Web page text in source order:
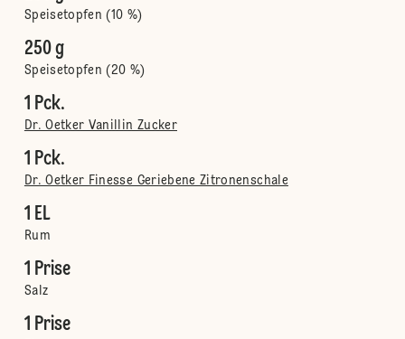
Speisetopfen (10 %)
250 g
Speisetopfen (20 %)
1 Pck.
Dr. Oetker Vanillin Zucker
1 Pck.
Dr. Oetker Finesse Geriebene Zitronenschale
1 EL
Rum
1 Prise
Salz
1 Prise